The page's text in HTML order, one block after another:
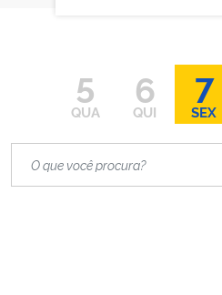
5
QUA
6
QUI
7
SEX